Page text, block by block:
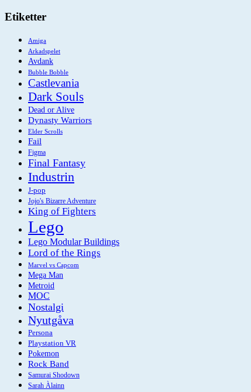
Etiketter
Amiga
Arkadspelet
Avdank
Bubble Bobble
Castlevania
Dark Souls
Dead or Alive
Dynasty Warriors
Elder Scrolls
Fail
Figma
Final Fantasy
Industrin
J-pop
Jojo's Bizarre Adventure
King of Fighters
Lego
Lego Modular Buildings
Lord of the Rings
Marvel vs Capcom
Mega Man
Metroid
MOC
Nostalgi
Nyutgåva
Persona
Playstation VR
Pokemon
Rock Band
Samurai Shodown
Sarah Àlainn